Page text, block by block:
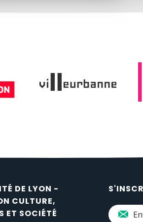
DE LYON -
CULTURE,
ET SOCIÉTÉ